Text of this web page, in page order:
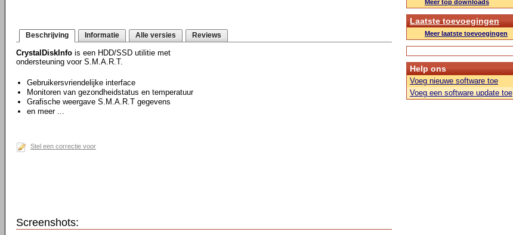
Beschrijving Informatie Alle versies Reviews
CrystalDiskInfo is een HDD/SSD utilitie met
ondersteuning voor S.M.A.R.T.
Gebruikersvriendelijke interface
Monitoren van gezondheidstatus en temperatuur
Grafische weergave S.M.A.R.T gegevens
en meer ...
Stel een correctie voor
Screenshots:
Meer top downloads
Laatste toevoegingen
Meer laatste toevoegingen
Help ons
Voeg nieuwe software toe
Voeg een software update toe